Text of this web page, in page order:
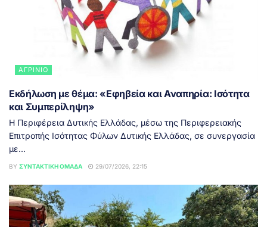
ΑΓΡΊΝΙΟ
Εκδήλωση με θέμα: «Εφηβεία και Αναπηρία: Ισότητα
και Συμπερίληψη»
Η Περιφέρεια Δυτικής Ελλάδας, μέσω της Περιφερειακής
Επιτροπής Ισότητας Φύλων Δυτικής Ελλάδας, σε συνεργασία
με...
BY ΣΥΝΤΑΚΤΙΚΉ ΟΜΆΔΑ 29/07/2026, 22:15